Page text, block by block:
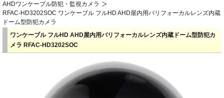
AHDワンケーブル防犯・監視カメラ
RFAC-HD3202SOC ワンケーブル フルHD AHD屋内用バリフォーカルレンズ内蔵
ドーム型防犯カメラ
ワンケーブル フルHD AHD屋内用バリフォーカルレンズ内蔵ドーム型防犯カ
メラ RFAC-HD3202SOC